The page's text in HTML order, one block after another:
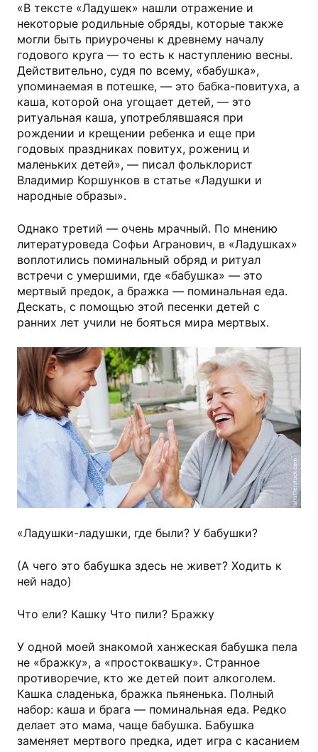
«В тексте «Ладушек» нашли отражение и
некоторые родильные обряды, которые также
могли быть приурочены к древнему началу
годового круга — то есть к наступлению весны.
Действительно, судя по всему, «бабушка»,
упоминаемая в потешке, — это бабка-повитуха, а
каша, которой она угощает детей, — это
ритуальная каша, употреблявшаяся при
рождении и крещении ребенка и еще при
годовых праздниках повитух, рожениц и
маленьких детей», — писал фольклорист
Владимир Коршунков в статье «Ладушки и
народные образы».
Однако третий — очень мрачный. По мнению
литературоведа Софьи Агранович, в «Ладушках»
воплотились поминальный обряд и ритуал
встречи с умершими, где «бабушка» — это
мертвый предок, а бражка — поминальная еда.
Дескать, с помощью этой песенки детей с
ранних лет учили не бояться мира мертвых.
shutterstock.com
«Ладушки-ладушки, где были? У бабушки?
(А чего это бабушка здесь не живет? Ходить к
ней надо)
Что ели? Кашку Что пили? Бражку
У одной моей знакомой ханжеская бабушка пела
не «бражку», а «простоквашку». Странное
противоречие, кто же детей поит алкоголем.
Кашка сладенька, бражка пьяненька. Полный
набор: каша и брага — поминальная еда. Редко
делает это мама, чаще бабушка. Бабушка
заменяет мертвого предка, идет игра с касанием